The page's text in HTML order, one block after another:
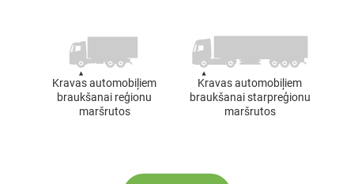
Kravas automobiļiem
braukšanai reģionu
maršrutos
Kravas automobiļiem
braukšanai starpreģionu
maršrutos